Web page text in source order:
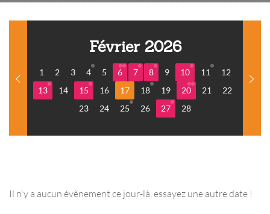
Février 2026
1 2 3 4 5 6 7 8 9 10 11
12
13
14 15 16 17 18 19 20 21
22
23
24 25 26 27 28
Il n'y a aucun évènement ce jour-là, essayez une autre date !